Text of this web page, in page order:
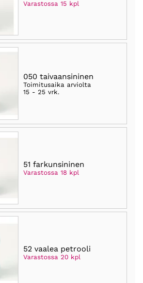
Varastossa 15 kpl
050 taivaansininen
Toimitusaika arviolta
15 - 25 vrk.
51 farkunsininen
Varastossa 18 kpl
52 vaalea petrooli
Varastossa 20 kpl